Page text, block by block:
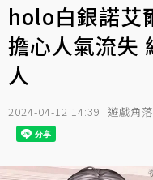
holo白銀諾艾
擔心人氣流失
人
2024-04-12 14:39 遊戲角